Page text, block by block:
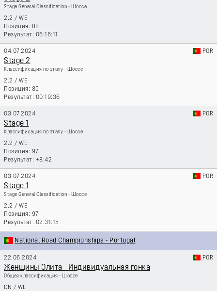
Stage General Classification - Шоссе
2.2 / WE
88
06:16:11
04.07.2024 POR
Stage 2
Классификация по этапу - Шоссе
2.2 / WE
85
00:19:36
03.07.2024 POR
Stage 1
Классификация по этапу - Шоссе
2.2 / WE
97
+8:42
03.07.2024 POR
Stage 1
Stage General Classification - Шоссе
2.2 / WE
97
02:31:15
National Road Championships - Portugal
22.06.2024 POR
Женщины Элита - Индивидуальная гонка
Общая классификация - Шоссе
CN / WE